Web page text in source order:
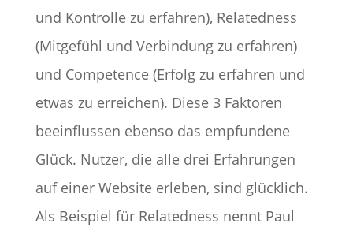
und Kontrolle zu erfahren), Relatedness
(Mitgefühl und Verbindung zu erfahren)
und Competence (Erfolg zu erfahren und
etwas zu erreichen). Diese 3 Faktoren
beeinflussen ebenso das empfundene
Glück. Nutzer, die alle drei Erfahrungen
auf einer Website erleben, sind glücklich.
Als Beispiel für Relatedness nennt Paul